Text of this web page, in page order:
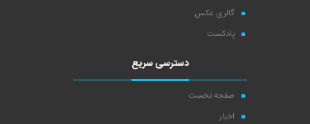
گالری عکس
پادکست
دسترسی سریع
صفحه نخست
اخبار